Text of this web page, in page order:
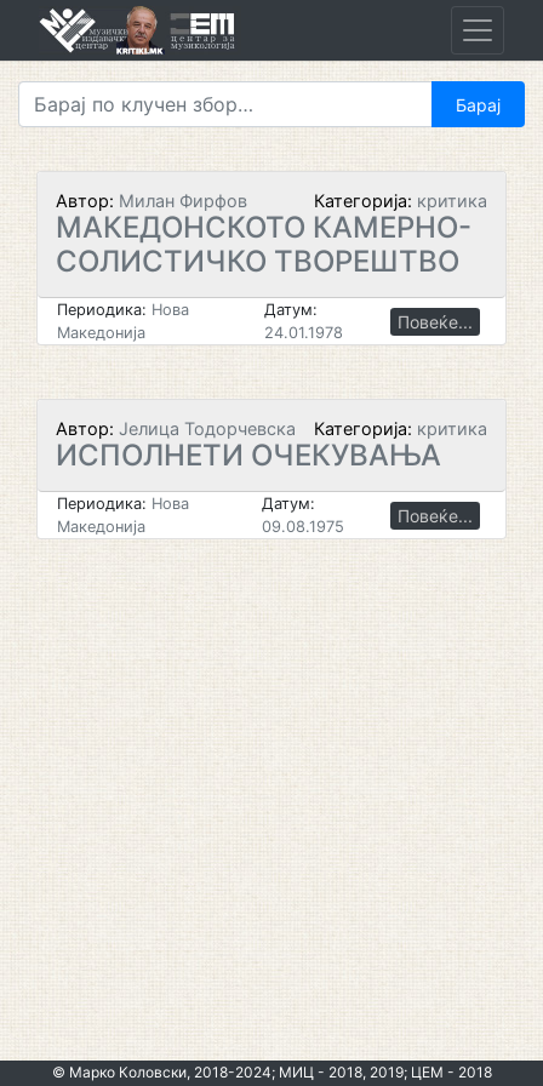
Автор: Милан Фирфов Категорија: критика
МАКЕДОНСКОТО КАМЕРНО-
СОЛИСТИЧКО ТВОРЕШТВО
Периодика: Нова
Македонија
Датум:
24.01.1978
Повеќе...
Автор: Јелица Тодорчевска Категорија: критика
ИСПОЛНЕТИ ОЧЕКУВАЊА
Периодика: Нова
Македонија
Датум:
09.08.1975
Повеќе...
© Марко Коловски, 2018-2024; МИЦ - 2018, 2019; ЦЕМ - 2018